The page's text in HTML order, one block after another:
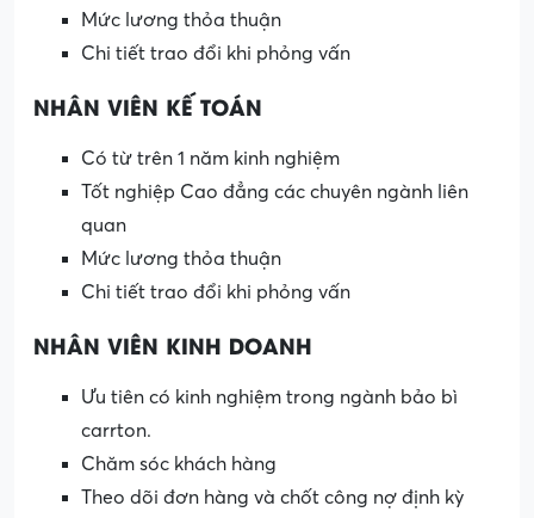
Mức lương thỏa thuận
Chi tiết trao đổi khi phỏng vấn
NHÂN VIÊN KẾ TOÁN
Có từ trên 1 năm kinh nghiệm
Tốt nghiệp Cao đẳng các chuyên ngành liên
quan
Mức lương thỏa thuận
Chi tiết trao đổi khi phỏng vấn
NHÂN VIÊN KINH DOANH
Ưu tiên có kinh nghiệm trong ngành bảo bì
carrton.
Chăm sóc khách hàng
Theo dõi đơn hàng và chốt công nợ định kỳ